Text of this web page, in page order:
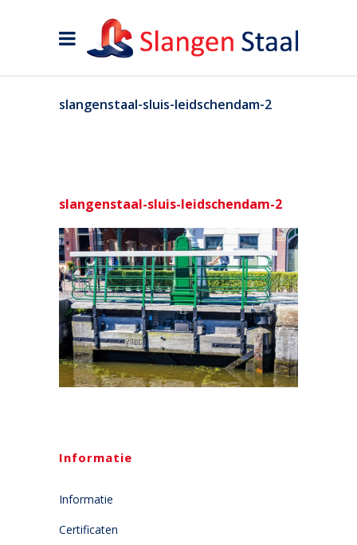
slangenstaal-sluis-leidschendam-2
slangenstaal-sluis-leidschendam-2
Informatie
Informatie
Certificaten